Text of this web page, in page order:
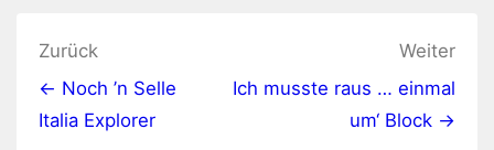
Beitragsnavigation
Zurück
← Noch ’n Selle
Italia Explorer
Weiter
Ich musste raus … einmal
um‘ Block →